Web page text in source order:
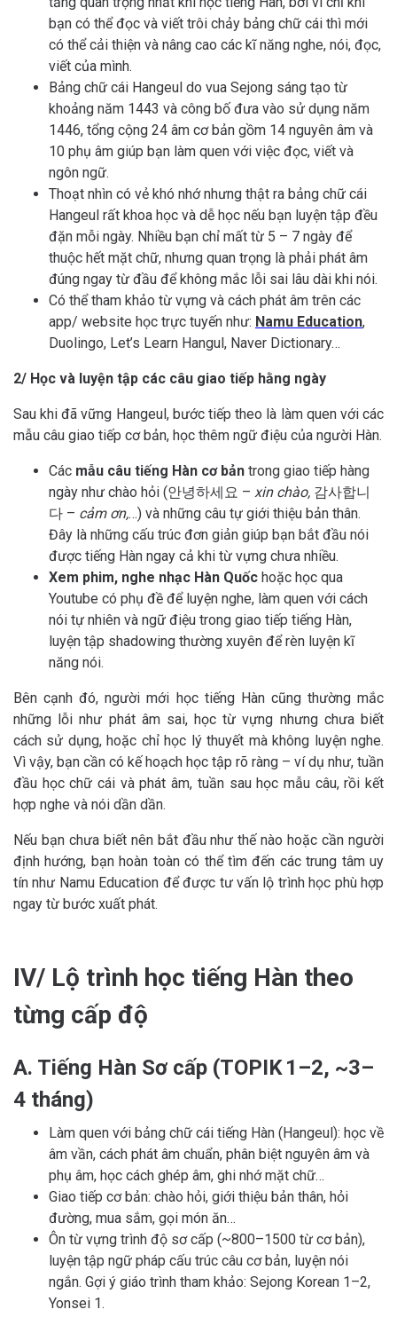
bạn có thể đọc và viết trôi chảy bảng chữ cái thì mới
có thể cải thiện và nâng cao các kĩ năng nghe, nói, đọc,
viết của mình.
Bảng chữ cái Hangeul do vua Sejong sáng tạo từ
khoảng năm 1443 và công bố đưa vào sử dụng năm
1446, tổng cộng 24 âm cơ bản gồm 14 nguyên âm và
10 phụ âm giúp bạn làm quen với việc đọc, viết và
ngôn ngữ.
Thoạt nhìn có vẻ khó nhớ nhưng thật ra bảng chữ cái
Hangeul rất khoa học và dễ học nếu bạn luyện tập đều
đặn mỗi ngày. Nhiều bạn chỉ mất từ 5 – 7 ngày để
thuộc hết mặt chữ, nhưng quan trọng là phải phát âm
đúng ngay từ đầu để không mắc lỗi sai lâu dài khi nói.
Có thể tham khảo từ vựng và cách phát âm trên các
app/ website học trực tuyến như: Namu Education,
Duolingo, Let’s Learn Hangul, Naver Dictionary…
2/ Học và luyện tập các câu giao tiếp hằng ngày
Sau khi đã vững Hangeul, bước tiếp theo là làm quen với các
mẫu câu giao tiếp cơ bản, học thêm ngữ điệu của người Hàn.
Các mẫu câu tiếng Hàn cơ bản trong giao tiếp hàng
ngày như chào hỏi (안녕하세요 – xin chào, 감사합니
다 – cảm ơn,…) và những câu tự giới thiệu bản thân.
Đây là những cấu trúc đơn giản giúp bạn bắt đầu nói
được tiếng Hàn ngay cả khi từ vựng chưa nhiều.
Xem phim, nghe nhạc Hàn Quốc hoặc học qua
Youtube có phụ đề để luyện nghe, làm quen với cách
nói tự nhiên và ngữ điệu trong giao tiếp tiếng Hàn,
luyện tập shadowing thường xuyên để rèn luyện kĩ
năng nói.
Bên cạnh đó, người mới học tiếng Hàn cũng thường mắc
những lỗi như phát âm sai, học từ vựng nhưng chưa biết
cách sử dụng, hoặc chỉ học lý thuyết mà không luyện nghe.
Vì vậy, bạn cần có kế hoạch học tập rõ ràng – ví dụ như, tuần
đầu học chữ cái và phát âm, tuần sau học mẫu câu, rồi kết
hợp nghe và nói dần dần.
Nếu bạn chưa biết nên bắt đầu như thế nào hoặc cần người
định hướng, bạn hoàn toàn có thể tìm đến các trung tâm uy
tín như Namu Education để được tư vấn lộ trình học phù hợp
ngay từ bước xuất phát.
IV/ Lộ trình học tiếng Hàn theo
từng cấp độ
A. Tiếng Hàn Sơ cấp (TOPIK 1–2, ~3–
4 tháng)
Làm quen với bảng chữ cái tiếng Hàn (Hangeul): học về
âm vần, cách phát âm chuẩn, phân biệt nguyên âm và
phụ âm, học cách ghép âm, ghi nhớ mặt chữ…
Giao tiếp cơ bản: chào hỏi, giới thiệu bản thân, hỏi
đường, mua sắm, gọi món ăn…
Ôn từ vựng trình độ sơ cấp (~800–1500 từ cơ bản),
luyện tập ngữ pháp cấu trúc câu cơ bản, luyện nói
ngắn. Gợi ý giáo trình tham khảo: Sejong Korean 1–2,
Yonsei 1.